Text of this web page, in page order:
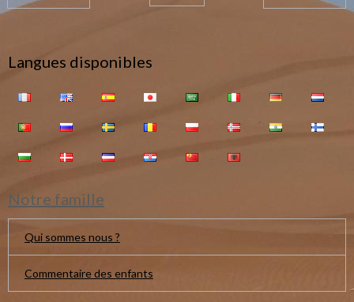
Langues disponibles
Notre famille
Qui sommes nous ?
Commentaire des enfants